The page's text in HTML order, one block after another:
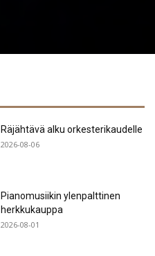
Räjähtävä alku orkesterikaudelle
2026-08-06
Pianomusiikin ylenpalttinen
herkkukauppa
2026-08-01